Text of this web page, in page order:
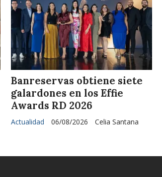
Banreservas obtiene siete
galardones en los Effie
Awards RD 2026
Celia Santana
Actualidad 06/08/2026